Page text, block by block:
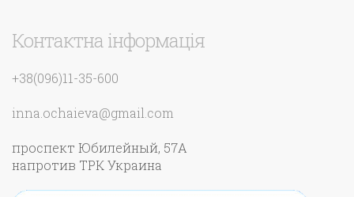
Контактна інформація
+38(096)11-35-600
inna.ochaieva@gmail.com
проспект Юбилейный, 57А
напротив ТРК Украина